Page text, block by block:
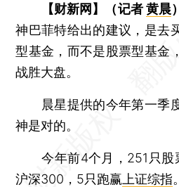
【财新网】（记者黄晨
神巴菲特给出的建议，是去
型基金，而不是股票型基金
战胜大盘。
晨星提供的今年第一季
神是对的。
今年前4个月，251只股
沪深300，5只跑赢 上证综指。